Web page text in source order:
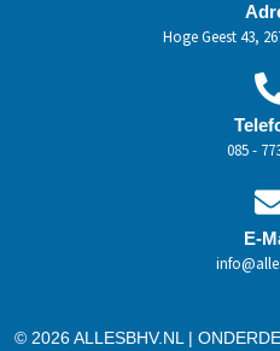
Hoge Geest 43,
085 -
E-
© 2026 ALLESBHV.NL |